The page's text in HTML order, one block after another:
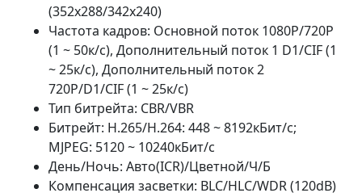
(352x288/342x240)
Частота кадров: Основной поток 1080P/720P
(1 ~ 50к/с), Дополнительный поток 1 D1/CIF (1
~ 25к/с), Дополнительный поток 2
720P/D1/CIF (1 ~ 25к/с)
Тип битрейта: CBR/VBR
Битрейт: H.265/H.264: 448 ~ 8192кБит/с;
MJPEG: 5120 ~ 10240кБит/с
День/Ночь: Авто(ICR)/Цветной/Ч/Б
Компенсация засветки: BLC/HLC/WDR (120dB)